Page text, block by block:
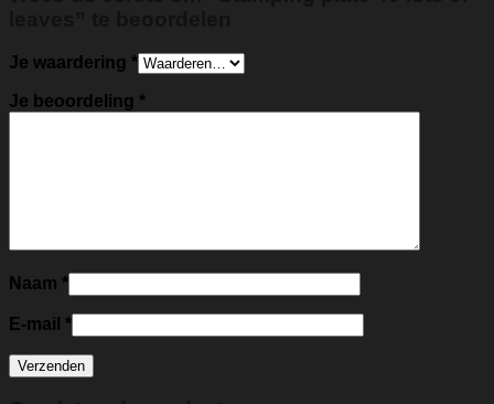
Je waardering *
Je beoordeling *
Naam *
E-mail *